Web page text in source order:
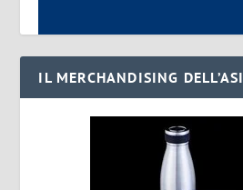
IL MERCHANDISING DELL’ASI